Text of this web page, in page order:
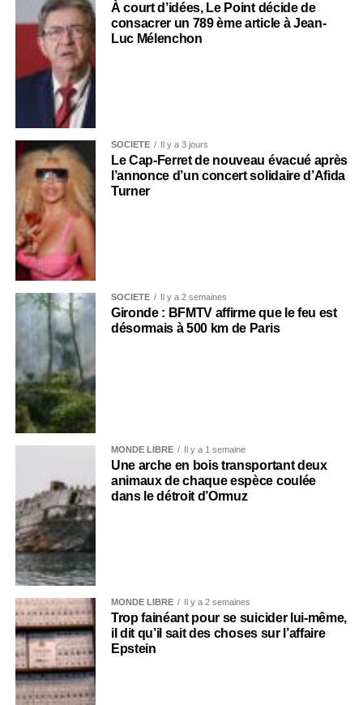
À court d’idées, Le Point décide de
consacrer un 789 ème article à Jean-
Luc Mélenchon
SOCIÉTÉ Il y a 3 jours
Le Cap-Ferret de nouveau évacué après
l’annonce d’un concert solidaire d’Afida
Turner
SOCIÉTÉ Il y a 2 semaines
Gironde : BFMTV affirme que le feu est
désormais à 500 km de Paris
MONDE LIBRE Il y a 1 semaine
Une arche en bois transportant deux
animaux de chaque espèce coulée
dans le détroit d’Ormuz
MONDE LIBRE Il y a 2 semaines
Trop fainéant pour se suicider lui-même,
il dit qu’il sait des choses sur l’affaire
Epstein